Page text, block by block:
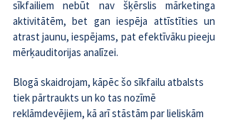
sīkfailiem nebūt nav šķērslis mārketinga
aktivitātēm, bet gan iespēja attīstīties un
atrast jaunu, iespējams, pat efektīvāku pieeju
mērķauditorijas analīzei.
Blogā skaidrojam, kāpēc šo sīkfailu atbalsts
tiek pārtraukts un ko tas nozīmē
reklāmdevējiem, kā arī stāstām par lieliskām